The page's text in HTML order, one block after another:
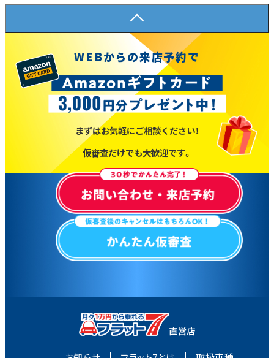
WEBからの来店予約で
まずはお気軽にご相談ください！
仮審査だけでも大歓迎です。